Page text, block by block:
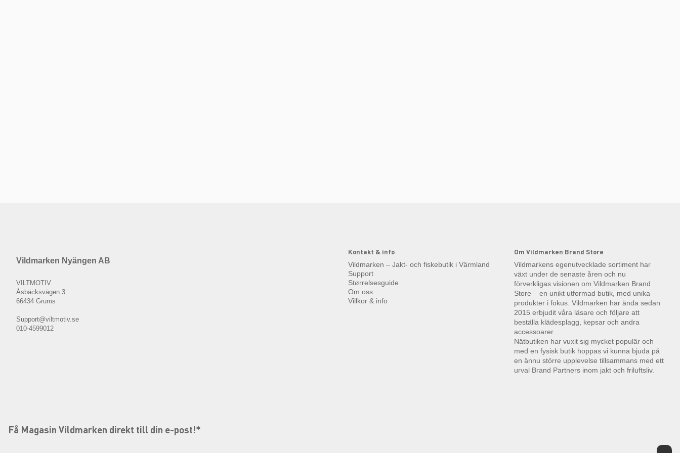
Vildmarken Nyängen AB
VILTMOTIV
Åsbäcksvägen 3
66434 Grums
Support@viltmotiv.se
010-4599012
Kontakt & info
Vildmarken – Jakt- och fiskebutik i Värmland
Support
Størrelsesguide
Om oss
Villkor & info
Om Vildmarken Brand Store
Vildmarkens egenutvecklade sortiment har
växt under de senaste åren och nu
förverkligas visionen om Vildmarken Brand
Store – en unikt utformad butik, med unika
produkter i fokus. Vildmarken har ända sedan
2015 erbjudit våra läsare och följare att
beställa klädesplagg, kepsar och andra
accessoarer.
Nätbutiken har vuxit sig mycket populär och
med en fysisk butik hoppas vi kunna bjuda på
en ännu större upplevelse tillsammans med ett
urval Brand Partners inom jakt och friluftsliv.
Få Magasin Vildmarken direkt till din e-post!*